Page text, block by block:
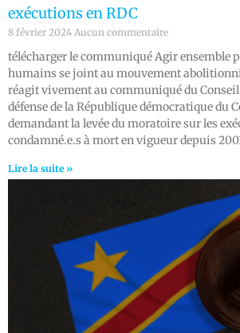
exécutions en RDC
8 février 2024 Aucun commentaire
télécharger le communiqué Agir ensemble
humains se joint au mouvement
réagit vivement au communiqué du
défense de la République démocratique du
demandant la levée du moratoire sur les
condamné.e.s à mort en vigueur depuis
Lire la suite »